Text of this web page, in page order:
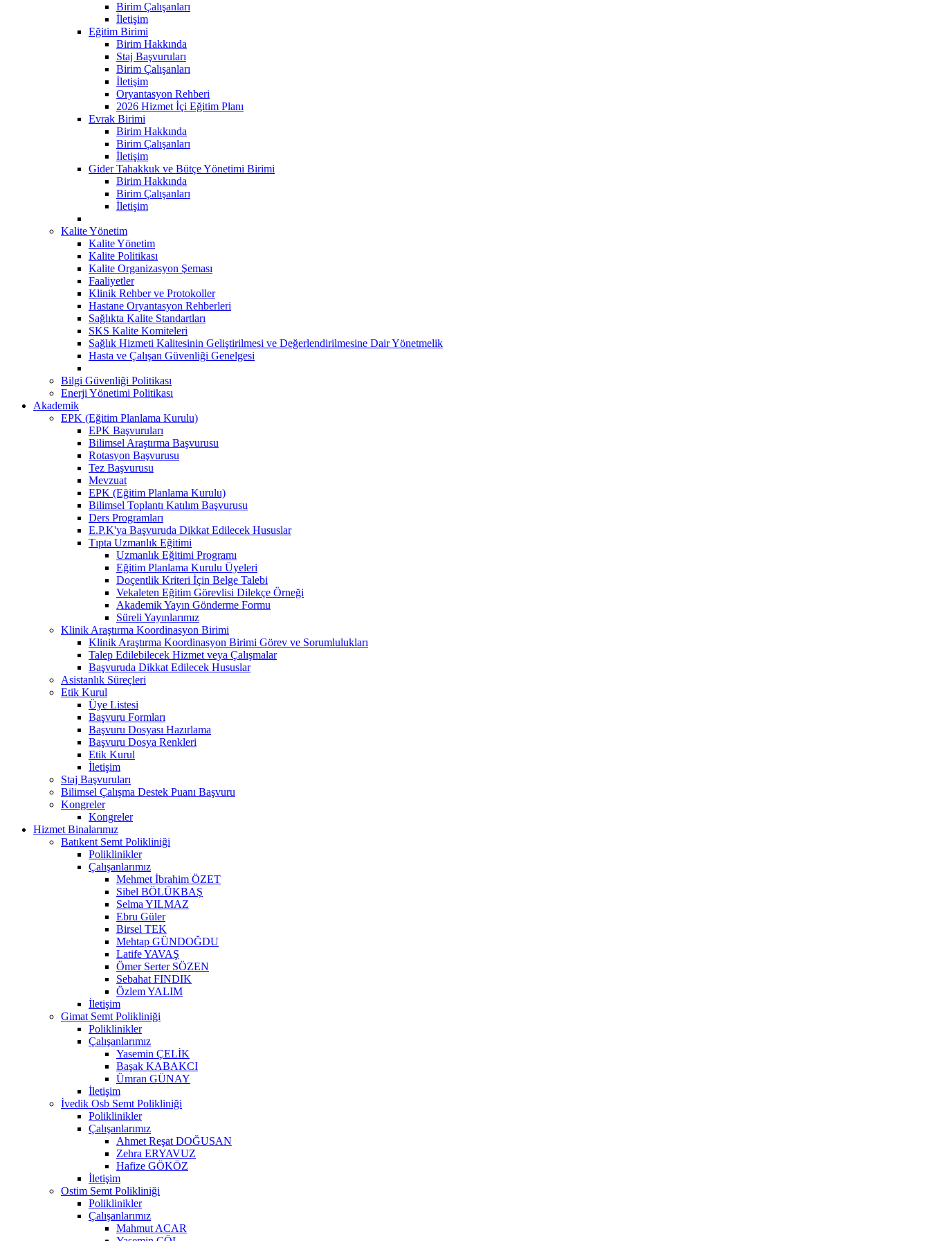
Birim Çalışanları
İletişim
Eğitim Birimi
Birim Hakkında
Staj Başvuruları
Birim Çalışanları
İletişim
Oryantasyon Rehberi
2026 Hizmet İçi Eğitim Planı
Evrak Birimi
Birim Hakkında
Birim Çalışanları
İletişim
Gider Tahakkuk ve Bütçe Yönetimi Birimi
Birim Hakkında
Birim Çalışanları
İletişim
Kalite Yönetim
Kalite Yönetim
Kalite Politikası
Kalite Organizasyon Şeması
Faaliyetler
Klinik Rehber ve Protokoller
Hastane Oryantasyon Rehberleri
Sağlıkta Kalite Standartları
SKS Kalite Komiteleri
Sağlık Hizmeti Kalitesinin Geliştirilmesi ve Değerlendirilmesine Dair Yönetmelik
Hasta ve Çalışan Güvenliği Genelgesi
Bilgi Güvenliği Politikası
Enerji Yönetimi Politikası
Akademik
EPK (Eğitim Planlama Kurulu)
EPK Başvuruları
Bilimsel Araştırma Başvurusu
Rotasyon Başvurusu
Tez Başvurusu
Mevzuat
EPK (Eğitim Planlama Kurulu)
Bilimsel Toplantı Katılım Başvurusu
Ders Programları
E.P.K'ya Başvuruda Dikkat Edilecek Hususlar
Tıpta Uzmanlık Eğitimi
Uzmanlık Eğitimi Programı
Eğitim Planlama Kurulu Üyeleri
Doçentlik Kriteri İçin Belge Talebi
Vekaleten Eğitim Görevlisi Dilekçe Örneği
Akademik Yayın Gönderme Formu
Süreli Yayınlarımız
Klinik Araştırma Koordinasyon Birimi
Klinik Araştırma Koordinasyon Birimi Görev ve Sorumlulukları
Talep Edilebilecek Hizmet veya Çalışmalar
Başvuruda Dikkat Edilecek Hususlar
Asistanlık Süreçleri
Etik Kurul
Üye Listesi
Başvuru Formları
Başvuru Dosyası Hazırlama
Başvuru Dosya Renkleri
Etik Kurul
İletişim
Staj Başvuruları
Bilimsel Çalışma Destek Puanı Başvuru
Kongreler
Kongreler
Hizmet Binalarımız
Batıkent Semt Polikliniği
Poliklinikler
Çalışanlarımız
Mehmet İbrahim ÖZET
Sibel BÖLÜKBAŞ
Selma YILMAZ
Ebru Güler
Birsel TEK
Mehtap GÜNDOĞDU
Latife YAVAŞ
Ömer Serter SÖZEN
Sebahat FINDIK
Özlem YALIM
İletişim
Gimat Semt Polikliniği
Poliklinikler
Çalışanlarımız
Yasemin ÇELİK
Başak KABAKCI
Ümran GÜNAY
İletişim
İvedik Osb Semt Polikliniği
Poliklinikler
Çalışanlarımız
Ahmet Reşat DOĞUSAN
Zehra ERYAVUZ
Hafize GÖKÖZ
İletişim
Ostim Semt Polikliniği
Poliklinikler
Çalışanlarımız
Mahmut ACAR